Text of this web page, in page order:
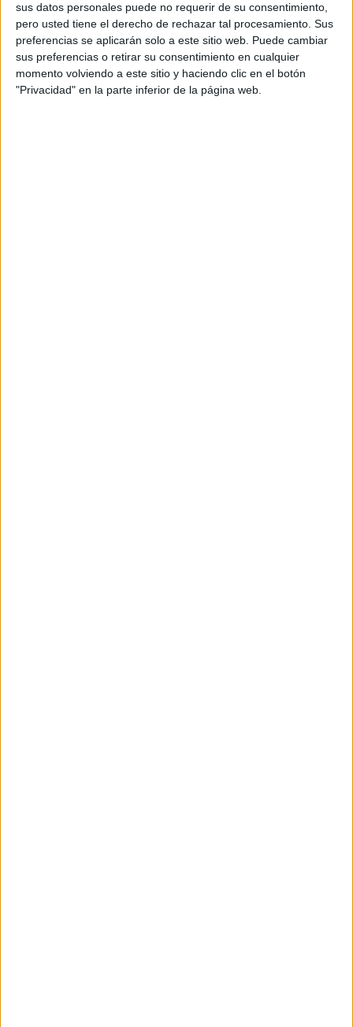
sus datos personales puede no requerir de su consentimiento,
pero usted tiene el derecho de rechazar tal procesamiento. Sus
preferencias se aplicarán solo a este sitio web. Puede cambiar
sus preferencias o retirar su consentimiento en cualquier
momento volviendo a este sitio y haciendo clic en el botón
"Privacidad" en la parte inferior de la página web.